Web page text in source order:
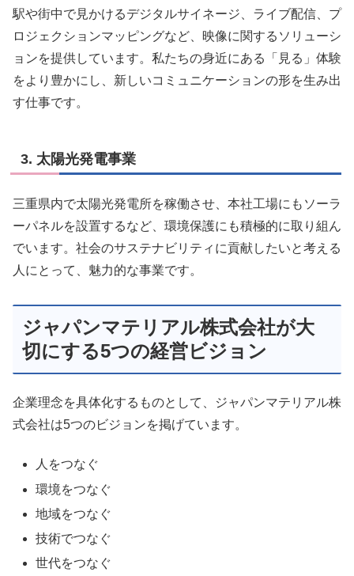
駅や街中で見かけるデジタルサイネージ、ライブ配信、プ
ロジェクションマッピングなど、映像に関するソリューシ
ョンを提供しています。私たちの身近にある「見る」体験
をより豊かにし、新しいコミュニケーションの形を生み出
す仕事です。
3. 太陽光発電事業
三重県内で太陽光発電所を稼働させ、本社工場にもソーラ
ーパネルを設置するなど、環境保護にも積極的に取り組ん
でいます。社会のサステナビリティに貢献したいと考える
人にとって、魅力的な事業です。
ジャパンマテリアル株式会社が大
切にする5つの経営ビジョン
企業理念を具体化するものとして、ジャパンマテリアル株
式会社は5つのビジョンを掲げています。
人をつなぐ
環境をつなぐ
地域をつなぐ
技術でつなぐ
世代をつなぐ